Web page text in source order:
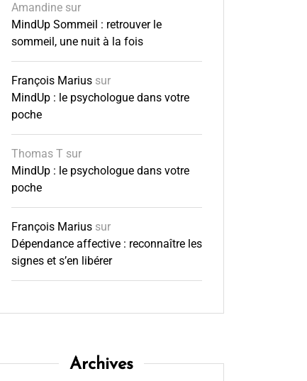
Amandinesur
MindUp Sommeil : retrouver le
sommeil, une nuit à la fois
François Mariussur
MindUp : le psychologue dans votre
poche
Thomas T sur
MindUp : le psychologue dans votre
poche
François Mariussur
Dépendance affective : reconnaître les
signes et s’en libérer
Archives